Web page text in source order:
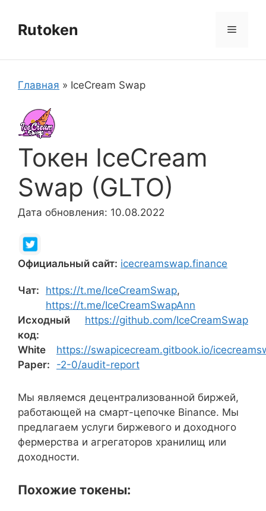
содержимому
Rutoken Меню
Главная » IceCream Swap
Токен IceCream
Swap (GLTO)
Дата обновления: 10.08.2022
Официальный сайт: icecreamswap.finance
Чат: https://t.me/IceCreamSwap,
https://t.me/IceCreamSwapAnn
Исходный
код:
https://github.com/IceCreamSwap
White
Paper:
https://swapicecream.gitbook.io/
-2-0/audit-report
Мы являемся децентрализованной биржей,
работающей на смарт-цепочке Binance. Мы
предлагаем услуги биржевого и доходного
фермерства и агрегаторов хранилищ или
доходности.
Похожие токены: